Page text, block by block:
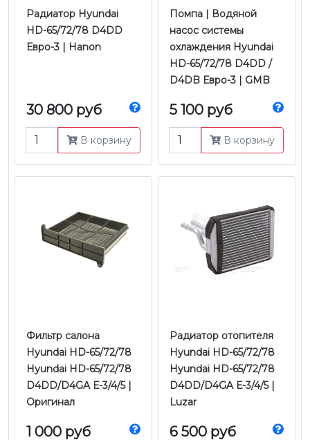
Радиатор Hyundai
HD-65/72/78 D4DD
Евро-3 | Hanon
30 800 руб
В корзину
Помпа | Водяной
насос системы
охлаждения Hyundai
HD-65/72/78 D4DD /
D4DB Евро-3 | GMB
5 100 руб
В корзину
Фильтр салона
Hyundai HD-65/72/78
Hyundai HD-65/72/78
D4DD/D4GA Е-3/4/5 |
Оригинал
1 000 руб
Радиатор отопителя
Hyundai HD-65/72/78
Hyundai HD-65/72/78
D4DD/D4GA Е-3/4/5 |
Luzar
6 500 руб